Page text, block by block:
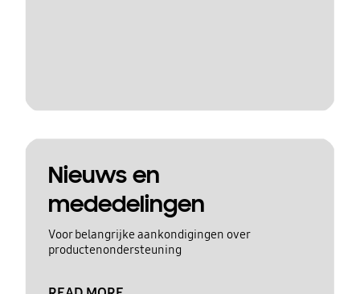
Nieuws en
mededelingen
Voor belangrijke aankondigingen over
productenondersteuning